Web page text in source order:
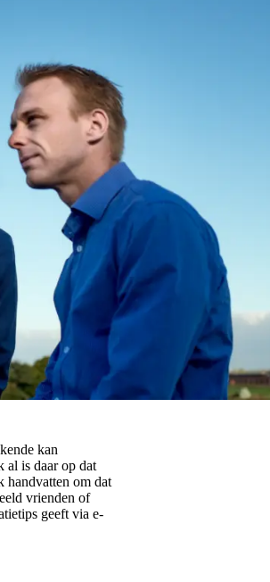
kan
al is daar op dat
handvatten om dat
vrienden of
geeft via e-